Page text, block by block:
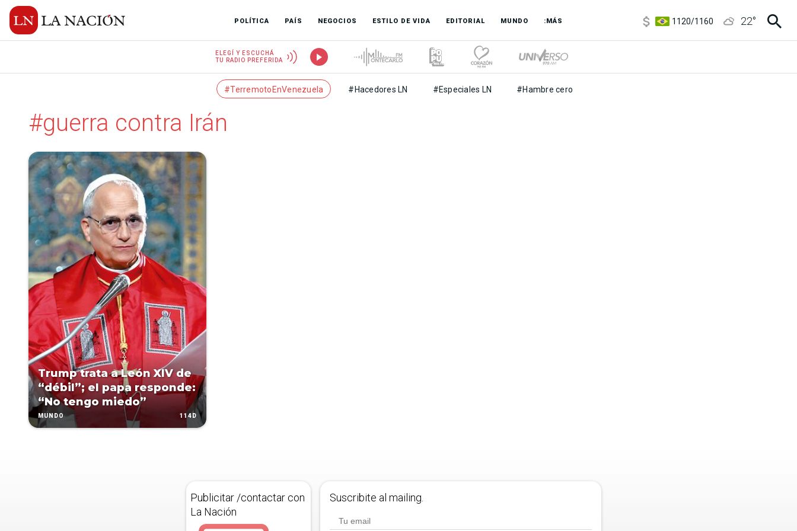
POLÍTICA PAÍS NEGOCIOS ESTILO DE VIDA EDITORIAL MUNDO :MÁS
1120/1160
22°
ELEGÍ Y ESCUCHÁ
TU RADIO PREFERIDA
#TerremotoEnVenezuela #Hacedores LN #Especiales LN #Hambre cero
#guerra contra Irán
Trump trata a León XIV de
“débil”; el papa responde:
“No tengo miedo”
MUNDO 114D
Publicitar /contactar con
La Nación
Suscribite al mailing.